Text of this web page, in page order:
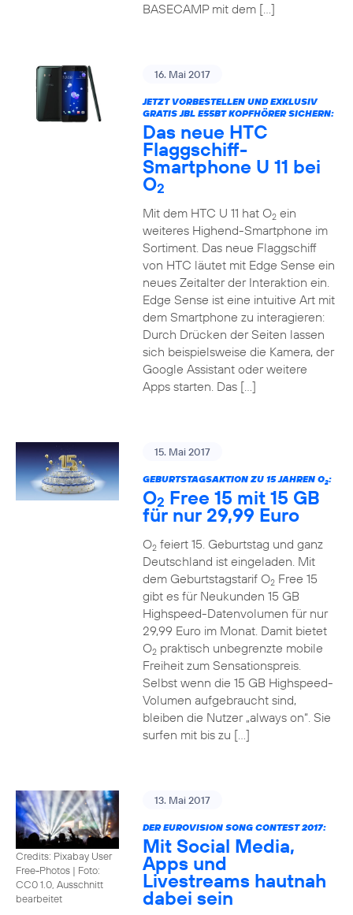
BASECAMP mit dem […]
16. Mai 2017
JETZT VORBESTELLEN UND EXKLUSIV
GRATIS JBL E55BT KOPFHÖRER SICHERN:
Das neue HTC
Flaggschiff-
Smartphone U 11 bei
O2
Mit dem HTC U 11 hat O2ein
weiteres Highend-Smartphone im
Sortiment. Das neue Flaggschiff
von HTC läutet mit Edge Sense ein
neues Zeitalter der Interaktion ein.
Edge Sense ist eine intuitive Art mit
dem Smartphone zu interagieren:
Durch Drücken der Seiten lassen
sich beispielsweise die Kamera, der
Google Assistant oder weitere
Apps starten. Das […]
15. Mai 2017
GEBURTSTAGSAKTION ZU 15 JAHREN O2:
O2 Free 15 mit 15 GB
für nur 29,99 Euro
O2feiert 15. Geburtstag und ganz
Deutschland ist eingeladen. Mit
dem Geburtstagstarif O2Free 15
gibt es für Neukunden 15 GB
Highspeed-Datenvolumen für nur
29,99 Euro im Monat. Damit bietet
O2praktisch unbegrenzte mobile
Freiheit zum Sensationspreis.
Selbst wenn die 15 GB Highspeed-
Volumen aufgebraucht sind,
bleiben die Nutzer „always on“. Sie
surfen mit bis zu […]
Credits: Pixabay User
Free-Photos | Foto:
CC0 1.0, Ausschnitt
bearbeitet
13. Mai 2017
DER EUROVISION SONG CONTEST 2017:
Mit Social Media,
Apps und
Livestreams hautnah
dabei sein